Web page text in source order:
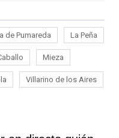
de Pumareda La Peña
Mieza
Villarino de los Aires